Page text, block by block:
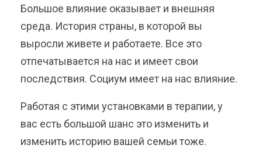
Большое влияние оказывает и внешняя
среда. История страны, в которой вы
выросли живете и работаете. Все это
отпечатывается на нас и имеет свои
последствия. Социум имеет на нас влияние.
Работая с этими установками в терапии, у
вас есть большой шанс это изменить и
изменить историю вашей семьи тоже.